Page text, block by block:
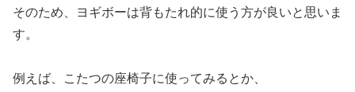
そのため、ヨギボーは背もたれ的に使う方が良いと思いま
す。
例えば、こたつの座椅子に使ってみるとか、